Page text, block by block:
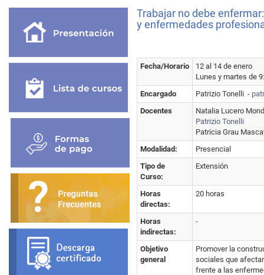
Trabajar no debe
y enfermedades
Fecha/Horario
12 al 14 de enero
Lunes y martes de
Encargado
Patrizio Tonelli -
Docentes
Natalia Lucero
Patrizio Tonelli
Patricia Grau
Modalidad:
Presencial
Tipo de
Curso:
Extensión
Horas
directas:
20 horas
Horas
indirectas:
-
Objetivo
general
Promover la
sociales que
frente a las